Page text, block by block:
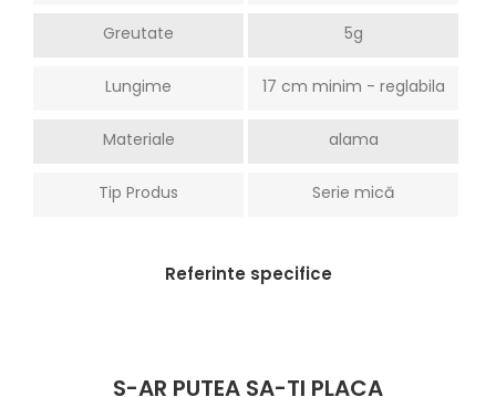
Greutate 5g
Lungime 17 cm minim - reglabila
Materiale alama
Tip Produs Serie mică
Referinte specifice
S-AR PUTEA SA-TI PLACA